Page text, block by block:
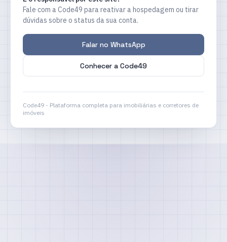
Fale com a Code49 para reativar a hospedagem ou tirar
dúvidas sobre o status da sua conta.
Falar no WhatsApp
Conhecer a Code49
Code49 - Plataforma completa para imobiliárias e corretores de
imóveis